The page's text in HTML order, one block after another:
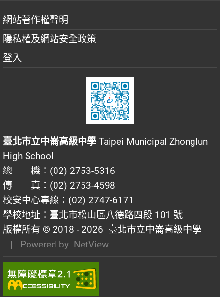
網站著作權聲明
隱私權及網站安全政策
登入
臺北市立中崙高級中學 Taipei Municipal Zhonglun
High School
總 機：(02) 2753-5316
傳 真：(02) 2753-4598
校安中心專線：(02) 2747-6171
學校地址：臺北市松山區八德路四段 101 號
版權所有 © 2018 - 2026 臺北市立中崙高級中學
| Powered by NetView